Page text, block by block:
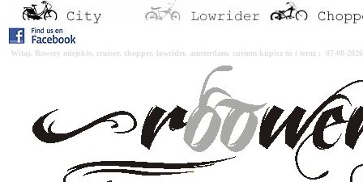
Witaj. Rowery miejskie, cruiser, chopper, lowrider, amsterdam, custom kupisz tu i teraz : 07-08-